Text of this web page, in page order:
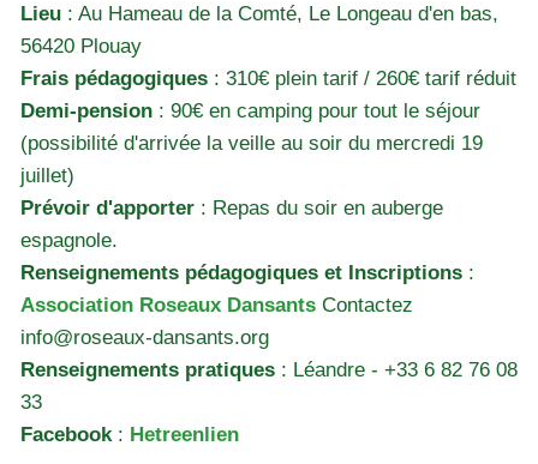
Lieu : Au Hameau de la Comté, Le Longeau d'en bas,
56420 Plouay
Frais pédagogiques : 310€ plein tarif / 260€ tarif réduit
Demi-pension : 90€ en camping pour tout le séjour
(possibilité d'arrivée la veille au soir du mercredi 19
juillet)
Prévoir d'apporter : Repas du soir en auberge
espagnole.
Renseignements pédagogiques et Inscriptions :
Association Roseaux Dansants Contactez
info@roseaux-dansants.org
Renseignements pratiques : Léandre - +33 6 82 76 08
33
Facebook : Hetreenlien